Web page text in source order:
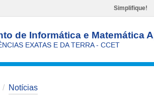
Simplifique!
de Informática e Matemática
EXATAS E DA TERRA - CCET
Notícias